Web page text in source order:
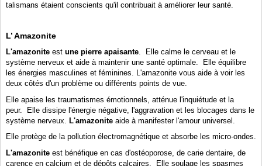
talismans étaient conscients qu'il contribuait à améliorer leur santé.
L’ Amazonite
L'amazoniteest une pierre apaisante.
Elle calme le cerveau et le
système nerveux et aide à maintenir une santé optimale.
Elle équilibre
les énergies masculines et féminines. L'amazonite vous aide à voir les
deux côtés d'un problème ou différents points de vue.
Elle apaise les traumatismes émotionnels, atténue l'inquiétude et la
peur.
Elle dissipe l'énergie négative, l'aggravation et les blocages dans le
système nerveux. L'amazoniteaide à manifester l'amour universel.
Elle protège de la pollution électromagnétique et absorbe les micro-ondes.
L'amazoniteest bénéfique en cas d'ostéoporose, de carie dentaire, de
carence en calcium et de dépôts calcaires.
Elle soulage les spasmes